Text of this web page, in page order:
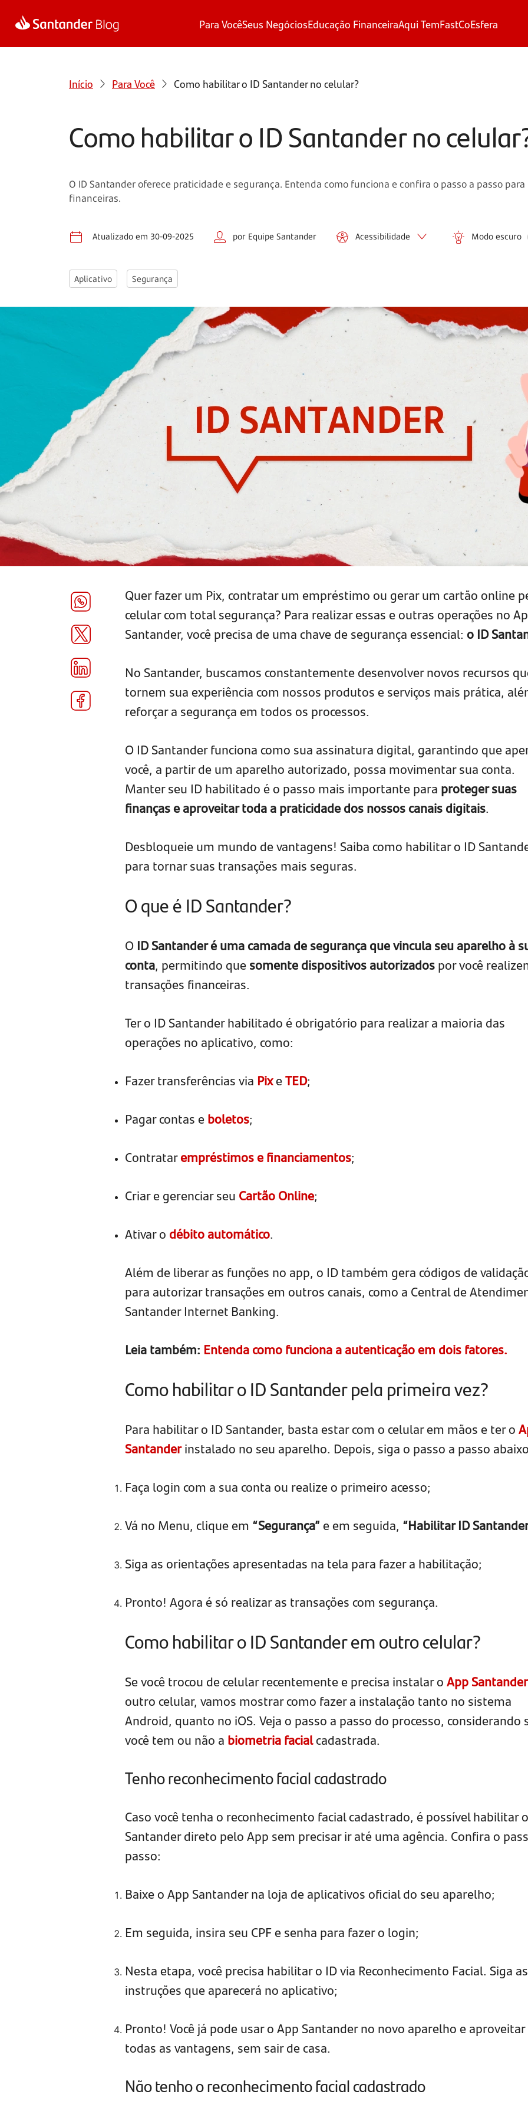
Para VocêSeus NegóciosEducação FinanceiraAqui TemFastCoEsfera
Início Para Você Como habilitar o ID Santander no celular?
Como habilitar o ID Santander no
O ID Santander oferece praticidade e segurança. Entenda como funciona e confira o passo a passo
financeiras.
Atualizado em 30-09-2025 por Equipe Santander Acessibilidade Modo escuro
Aplicativo Segurança
Quer fazer um Pix, contratar um empréstimo ou gerar um cartão online
celular com total segurança? Para realizar essas e outras operações no
Santander, você precisa de uma chave de segurança essencial: o ID
No Santander, buscamos constantemente desenvolver novos recursos
tornem sua experiência com nossos produtos e serviços mais prática,
reforçar a segurança em todos os processos.
O ID Santander funciona como sua assinatura digital, garantindo que
você, a partir de um aparelho autorizado, possa movimentar sua conta.
Manter seu ID habilitado é o passo mais importante para proteger suas
finanças e aproveitar toda a praticidade dos nossos canais digitais.
Desbloqueie um mundo de vantagens! Saiba como habilitar o ID
para tornar suas transações mais seguras.
O que é ID Santander?
O ID Santander é uma camada de segurança que vincula seu aparelho à
conta, permitindo quesomente dispositivos autorizadospor você
transações financeiras.
Ter o ID Santander habilitado é obrigatório para realizar a maioria das
operações no aplicativo, como:
Fazer transferências via PixeTED;
Pagar contas eboletos;
Contratarempréstimos e financiamentos;
Criar e gerenciar seu Cartão Online;
Ativar o débito automático.
Além de liberar as funções no app, o ID também gera códigos de
para autorizar transações em outros canais, como a Central de
Santander Internet Banking.
Leia também: Entenda como funciona a autenticação em dois fatores.
Como habilitar o ID Santander pela primeira vez?
Para habilitar o ID Santander, basta estar com o celular em mãos e ter o
Santanderinstalado no seu aparelho. Depois, siga o passo a passo
Faça login com a sua conta ou realize o primeiro acesso;
Vá no Menu, clique em “Segurança”e em seguida, “Habilitar ID
Siga as orientações apresentadas na tela para fazer a habilitação;
Pronto! Agora é só realizar as transações com segurança.
Como habilitar o ID Santander em outro celular?
Se você trocou de celular recentemente e precisa instalar oApp Santander
outro celular, vamos mostrar como fazer a instalação tanto no sistema
Android, quanto no iOS. Veja o passo a passo do processo, considerando
você tem ou não a biometria facialcadastrada.
Tenho reconhecimento facial cadastrado
Caso você tenha o reconhecimento facial cadastrado, é possível habilitar
Santander direto pelo App sem precisar ir até uma agência. Confira o
passo:
Baixe o App Santander na loja de aplicativos oficial do seu aparelho;
Em seguida, insira seu CPF e senha para fazer o login;
Nesta etapa, você precisa habilitar o ID via Reconhecimento Facial. Siga as
instruções que aparecerá no aplicativo;
Pronto! Você já pode usar o App Santander no novo aparelho e aproveitar
todas as vantagens, sem sair de casa.
Não tenho o reconhecimento facial cadastrado